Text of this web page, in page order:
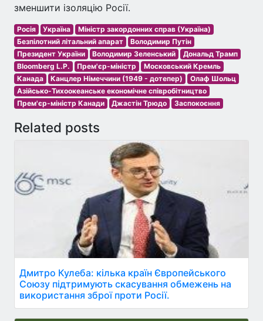
зменшити ізоляцію Росії.
Росія Україна
Міністр закордонних справ (Україна)
Безпілотний літальний апарат
Володимир Путін
Президент України
Володимир Зеленський
Дональд Трамп
Bloomberg L.P.
Прем'єр-міністр
Московський Кремль
Канада
Канцлер Німеччини (1949 - дотепер)
Олаф Шольц
Азійсько-Тихоокеанське економічне співробітництво
Прем'єр-міністр Канади
Джастін Трюдо Заспокоєння
Related posts
Дмитро Кулеба: кілька країн Європейського
Союзу підтримують скасування обмежень на
використання зброї проти Росії.